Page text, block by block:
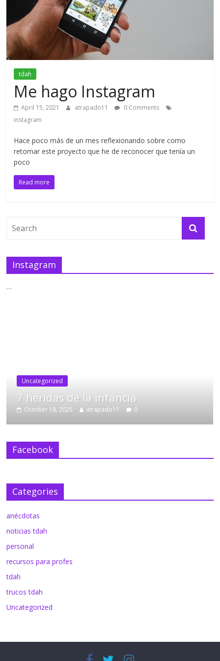
tdah
Me hago Instagram
April 15, 2021 atrapado11
0 Comments
instagram
Hace poco más de un mes reflexionando sobre como
retomar este proyecto que he de reconocer que tenía un
poco
Read more
Instagram
…
Uncategorized
7 heridas de la infancia
October 18, 2025 atrapado11 0
Facebook
Categories
anécdotas
noticias tdah
personal
recursos para profes
tdah
trucos tdah
Uncategorized